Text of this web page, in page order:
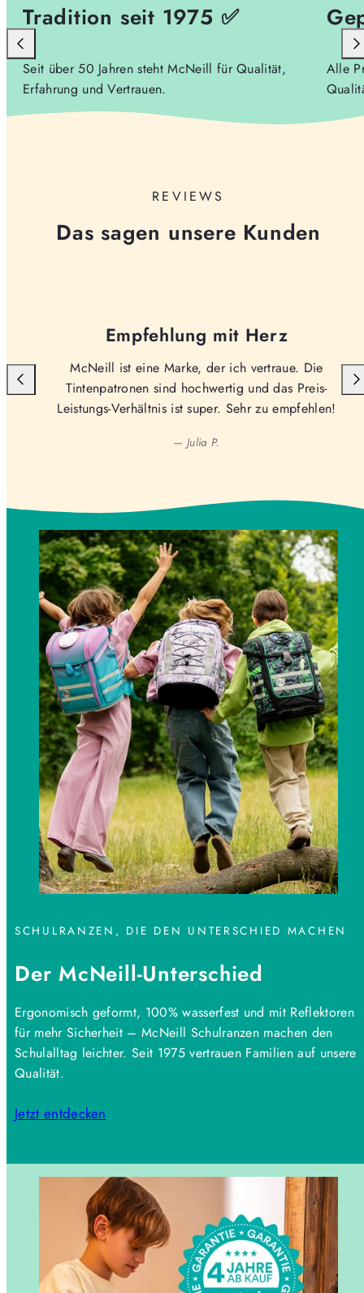
Tradition seit 1975 ✅
Seit über 50 Jahren steht McNeill für Qualität,
Erfahrung und Vertrauen.
Alle
REVIEWS
Das sagen unsere Kunden
Empfehlung mit Herz
McNeill ist eine Marke, der ich vertraue. Die
Tintenpatronen sind hochwertig und das Preis-
Leistungs-Verhältnis ist super. Sehr zu empfehlen!
— Julia P.
SCHULRANZEN, DIE DEN UNTERSCHIED MACHEN
Der McNeill-Unterschied
Ergonomisch geformt, 100% wasserfest und mit Reflektoren
für mehr Sicherheit – McNeill Schulranzen machen den
Schulalltag leichter. Seit 1975 vertrauen Familien auf unsere
Qualität.
Jetzt entdecken